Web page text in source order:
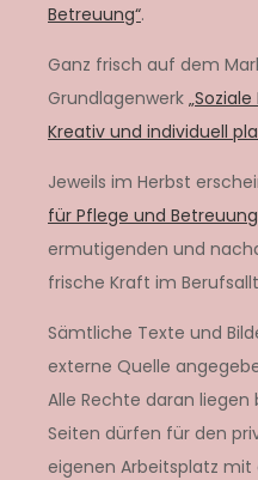
Betreuung“.
Ganz frisch auf dem
Grundlagenwerk
Kreativ und individuell
Jeweils im Herbst
für Pflege und
ermutigenden und
frische Kraft im
Sämtliche Texte und
externe Quelle
Alle Rechte daran liegen
Seiten dürfen für den
eigenen Arbeitsplatz